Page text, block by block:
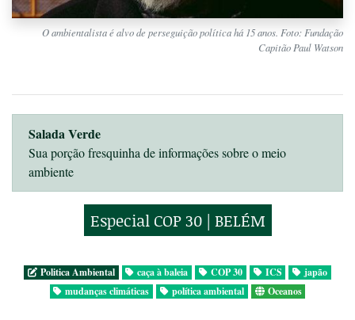
O ambientalista é alvo de perseguição política há 15 anos. Foto: Fundação
Capitão Paul Watson
Salada Verde
Sua porção fresquinha de informações sobre o meio
ambiente
Especial COP 30 | BELÉM
Politica Ambiental caça à baleia COP 30 ICS
japão
mudanças climáticas
política ambiental Oceanos